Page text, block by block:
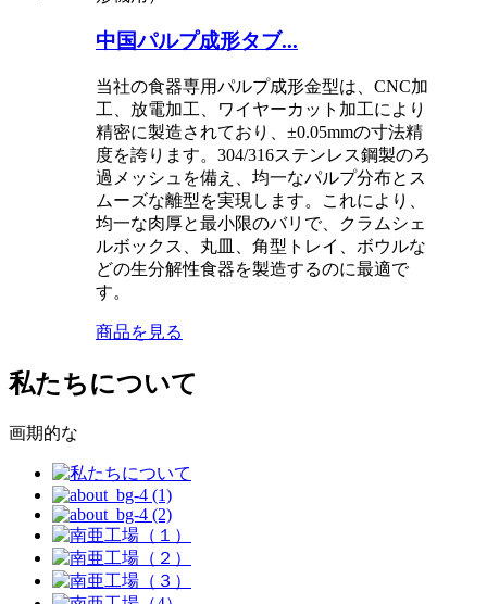
中国パルプ成形タブ...
当社の食器専用パルプ成形金型は、CNC加
工、放電加工、ワイヤーカット加工により
精密に製造されており、±0.05mmの寸法精
度を誇ります。304/316ステンレス鋼製のろ
過メッシュを備え、均一なパルプ分布とス
ムーズな離型を実現します。これにより、
均一な肉厚と最小限のバリで、クラムシェ
ルボックス、丸皿、角型トレイ、ボウルな
どの生分解性食器を製造するのに最適で
す。
商品を見る
私たちについて
画期的な